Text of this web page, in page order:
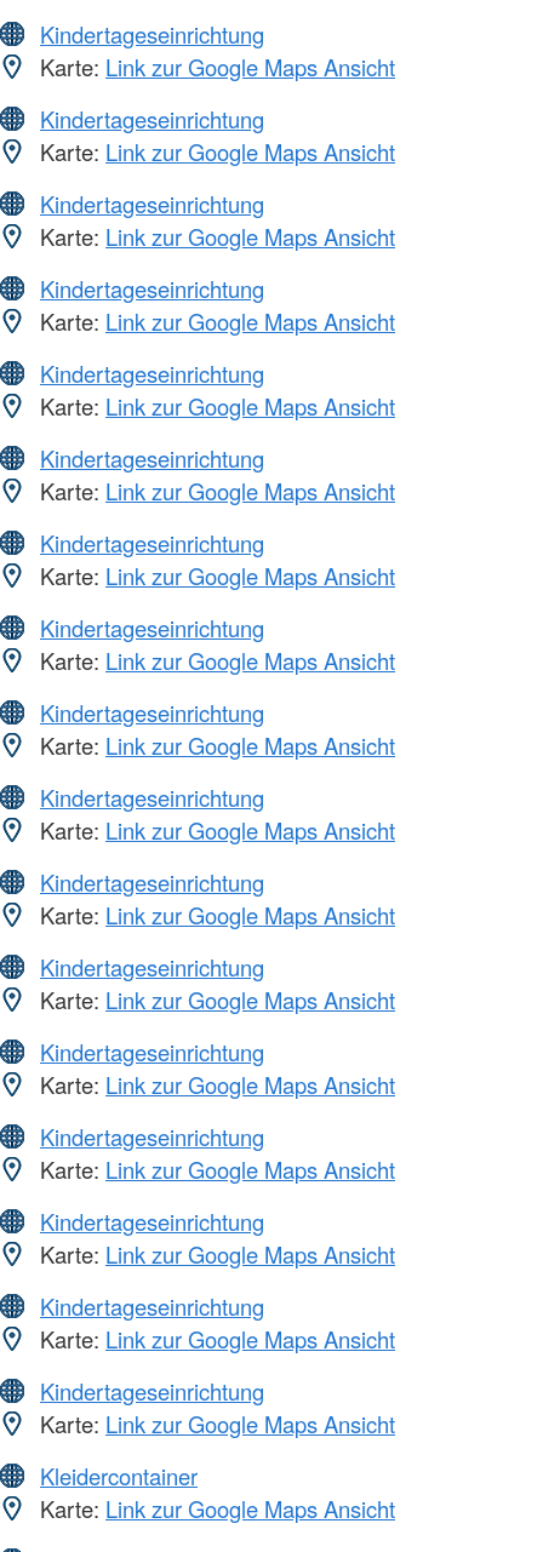
Kindertageseinrichtung
Karte: Link zur Google Maps Ansicht
Kindertageseinrichtung
Karte: Link zur Google Maps Ansicht
Kindertageseinrichtung
Karte: Link zur Google Maps Ansicht
Kindertageseinrichtung
Karte: Link zur Google Maps Ansicht
Kindertageseinrichtung
Karte: Link zur Google Maps Ansicht
Kindertageseinrichtung
Karte: Link zur Google Maps Ansicht
Kindertageseinrichtung
Karte: Link zur Google Maps Ansicht
Kindertageseinrichtung
Karte: Link zur Google Maps Ansicht
Kindertageseinrichtung
Karte: Link zur Google Maps Ansicht
Kindertageseinrichtung
Karte: Link zur Google Maps Ansicht
Kindertageseinrichtung
Karte: Link zur Google Maps Ansicht
Kindertageseinrichtung
Karte: Link zur Google Maps Ansicht
Kindertageseinrichtung
Karte: Link zur Google Maps Ansicht
Kindertageseinrichtung
Karte: Link zur Google Maps Ansicht
Kindertageseinrichtung
Karte: Link zur Google Maps Ansicht
Kindertageseinrichtung
Karte: Link zur Google Maps Ansicht
Kindertageseinrichtung
Karte: Link zur Google Maps Ansicht
Kleidercontainer
Karte: Link zur Google Maps Ansicht